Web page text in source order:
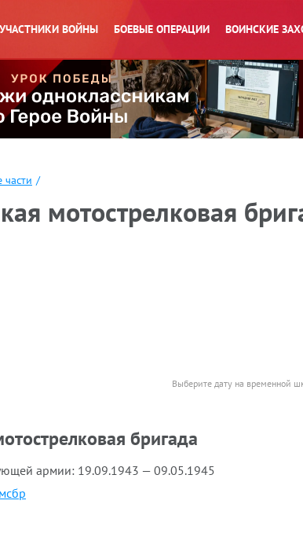
УЧАСТНИКИ ВОЙНЫ БОЕВЫЕ ОПЕРАЦИИ ВОИНСКИЕ
части /
мотострелковая
Выберите дату на временной
бригада
армии: 19.09.1943 — 09.05.1945